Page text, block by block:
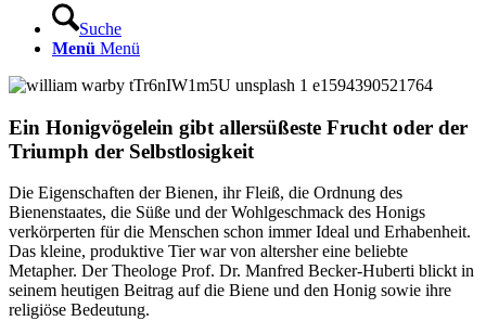
Suche
Menü Menü
Ein Honigvögelein gibt allersüßeste Frucht oder der
Triumph der Selbstlosigkeit
Die Eigenschaften der Bienen, ihr Fleiß, die Ordnung des
Bienenstaates, die Süße und der Wohlgeschmack des Honigs
verkörperten für die Menschen schon immer Ideal und Erhabenheit.
Das kleine, produktive Tier war von altersher eine beliebte
Metapher. Der Theologe Prof. Dr. Manfred Becker-Huberti blickt in
seinem heutigen Beitrag auf die Biene und den Honig sowie ihre
religiöse Bedeutung.